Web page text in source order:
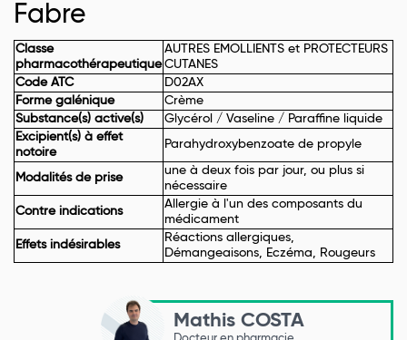
Fabre
Classe
pharmacothérapeutique
AUTRES EMOLLIENTS et PROTECTEURS
CUTANES
Code ATC
D02AX
Forme galénique
Crème
Substance(s) active(s)
Glycérol / Vaseline / Paraffine liquide
Excipient(s) à effet
notoire
Parahydroxybenzoate de propyle
Modalités de prise
une à deux fois par jour, ou plus si
nécessaire
Contre indications
Allergie à l'un des composants du
médicament
Effets indésirables
Réactions allergiques,
Démangeaisons, Eczéma, Rougeurs
Mathis COSTA